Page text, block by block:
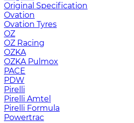
Original Specification
Ovation
Ovation Tyres
OZ
OZ Racing
OZKA
OZKA Pulmox
PACE
PDW
Pirelli
Pirelli Amtel
Pirelli Formula
Powertrac